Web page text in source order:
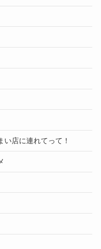
い店に連れてって！